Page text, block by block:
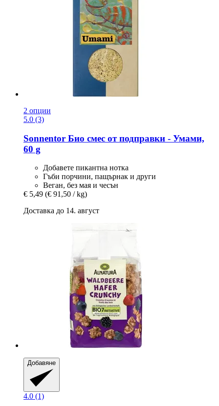
2 опции
5.0 (3)
Sonnentor Био смес от подправки -​ Умами,
60 g
Добавете пикантна нотка
Гъби порчини, пащърнак и други
Веган, без мая и чесън
€ 5,49 (€ 91,50 / kg)
Доставка до 14. август
Добавяне
4.0 (1)